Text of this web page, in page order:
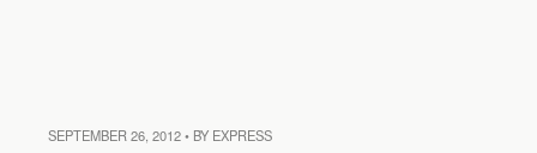
SEPTEMBER 26, 2012 • BY EXPRESS